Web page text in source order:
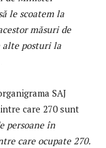
le scoatem la
măsuri de
alte posturi la
SAJ
care 270 sunt
persoane în
care ocupate 270.